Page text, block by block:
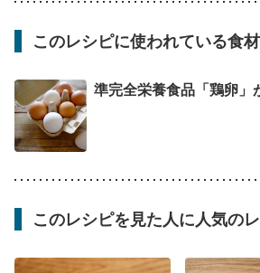
このレシピに使われている食
準完全栄養食品「鶏卵」
このレシピを見た人に人気の